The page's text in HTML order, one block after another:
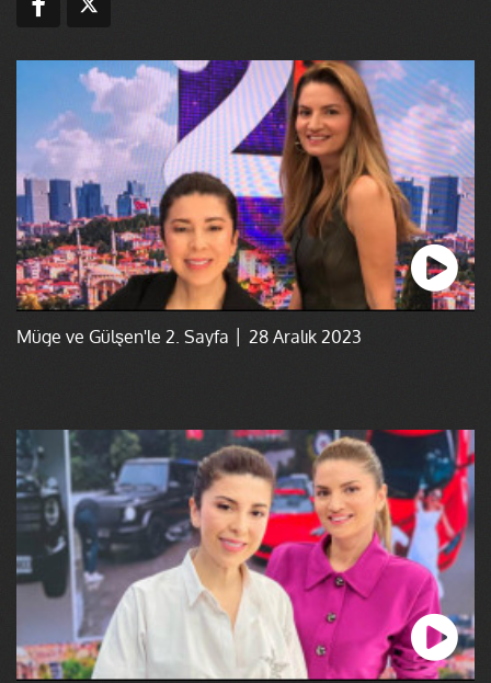
Müge ve Gülşen'le 2. Sayfa │ 28 Aralık 2023